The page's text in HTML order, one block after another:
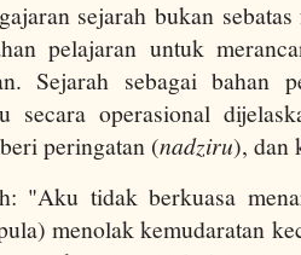
sejarah bukan
pelajaran untuk
Sejarah sebagai bahan
secara operasional
peringatan (nadziru), dan
"Aku tidak berkuasa
menolak kemudaratan